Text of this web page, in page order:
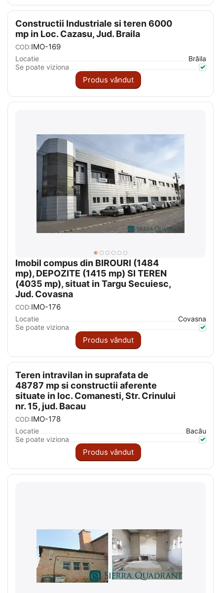
Constructii Industriale si teren 6000
mp in Loc. Cazasu, Jud. Braila
COD:IMO-169
Locatie
Brăila
Se poate viziona
Produs vândut
Imobil compus din BIROURI (1484
mp), DEPOZITE (1415 mp) SI TEREN
(4035 mp), situat in Targu Secuiesc,
Jud. Covasna
COD:IMO-176
Locatie
Covasna
Se poate viziona
Produs vândut
Teren intravilan in suprafata de
48787 mp si constructii aferente
situate in loc. Comanesti, Str. Crinului
nr. 15, jud. Bacau
COD:IMO-178
Locatie
Bacău
Se poate viziona
Produs vândut